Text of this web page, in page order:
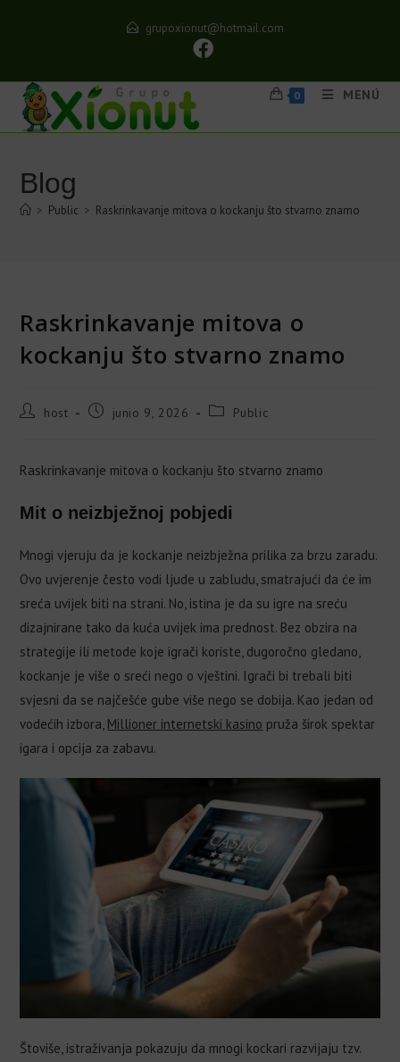
grupoxionut@hotmail.com
0 MENÚ
Blog
> Public > Raskrinkavanje mitova o kockanju što stvarno znamo
Raskrinkavanje mitova o
kockanju što stvarno znamo
host junio 9, 2026 Public
Raskrinkavanje mitova o kockanju što stvarno znamo
Mit o neizbježnoj pobjedi
Mnogi vjeruju da je kockanje neizbježna prilika za brzu zaradu.
Ovo uvjerenje često vodi ljude u zabludu, smatrajući da će im
sreća uvijek biti na strani. No, istina je da su igre na sreću
dizajnirane tako da kuća uvijek ima prednost. Bez obzira na
strategije ili metode koje igrači koriste, dugoročno gledano,
kockanje je više o sreći nego o vještini. Igrači bi trebali biti
svjesni da se najčešće gube više nego se dobija. Kao jedan od
vodećih izbora, Millioner internetski kasino pruža širok spektar
igara i opcija za zabavu.
Štoviše, istraživanja pokazuju da mnogi kockari razvijaju tzv.